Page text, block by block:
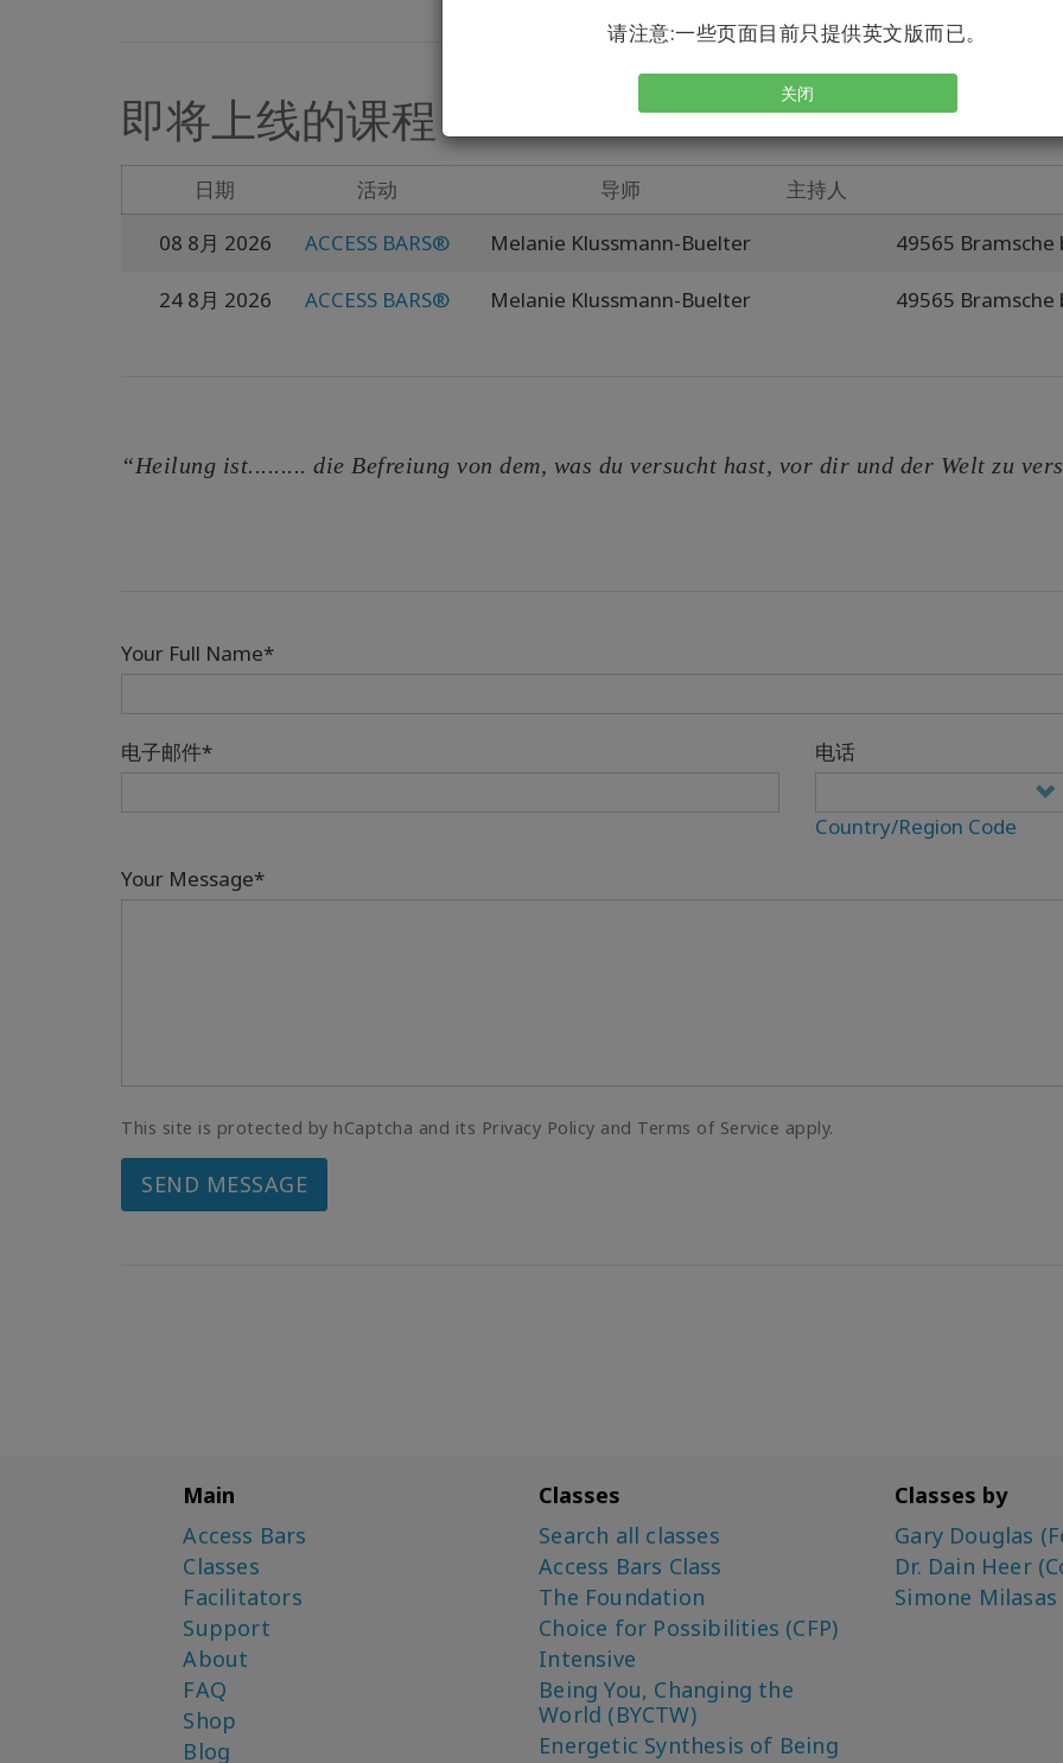
请注意:一些页面目前只提供英文版而已。
关闭
即将上线的课程
日期 活动 导师
主持人
08 8月 2026
ACCESS BARS® Melanie Klussmann-Buelter 49565
24 8月 2026 ACCESS BARS® Melanie Klussmann-Buelter 49565
“Heilung ist......... die Befreiung von dem, was du versucht hast, vor dir und der Welt zu
Your Full Name*
电子邮件* 电话
Country/Region Code
Your Message*
This site is protected by hCaptcha and its Privacy Policy and Terms of Service apply.
SEND MESSAGE
Main
Access Bars
Classes
Facilitators
Support
About
FAQ
Shop
Blog
Classes
Search all classes
Access Bars Class
The Foundation
Choice for Possibilities (CFP)
Intensive
Being You, Changing the
World (BYCTW)
Energetic Synthesis of Being
Classes by
Gary Douglas
Dr. Dain Heer
Simone Milasas